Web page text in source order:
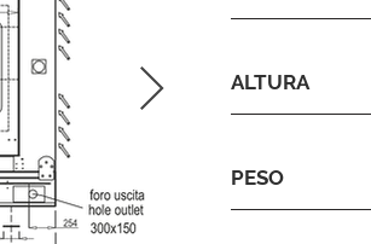
ALTURA
PESO